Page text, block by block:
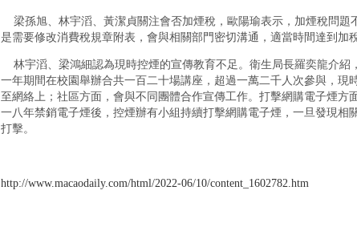
梁孫旭、林宇滔、黃潔貞關注會否加煙稅，歐陽瑜表示，加煙稅問題
是需要修改消費稅規章附表，會與相關部門密切溝通，適當時間達到加
林宇滔、梁鴻細認為現時控煙的宣傳教育不足。衛生局長羅奕龍介紹
一年期間在校園舉辦合共一百二十場講座，超過一萬二千人次參與，現
至網絡上；社區方面，會與不同團體合作宣傳工作。打擊網購電子煙方
一八年禁銷電子煙後，控煙辦有小組持續打擊網購電子煙，一旦發現相
打擊。
http://www.macaodaily.com/html/2022-06/10/content_1602782.htm